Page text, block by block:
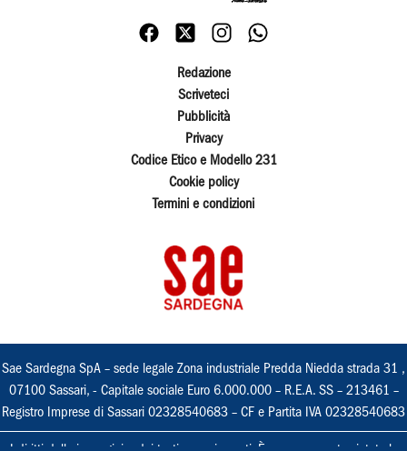
Redazione
Scriveteci
Pubblicità
Privacy
Codice Etico e Modello 231
Cookie policy
Termini e condizioni
Sae Sardegna SpA – sede legale Zona industriale Predda Niedda strada 31 ,
07100 Sassari, - Capitale sociale Euro 6.000.000 – R.E.A. SS – 213461 –
Registro Imprese di Sassari 02328540683 – CF e Partita IVA 02328540683